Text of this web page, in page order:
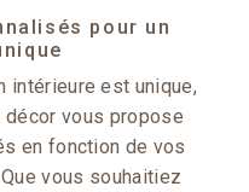
pour un
intérieure est unique,
vous propose
en fonction de vos
vous souhaitiez